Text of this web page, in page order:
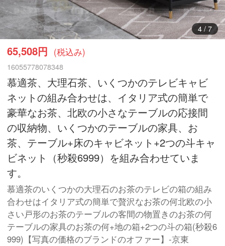
5/ 7
65,508円 (税込み)
16055778078348
慕適茶、大理石茶、いくつかのテレビキャビ
ネットの組み合わせは、イタリア式の簡単で
豪華なお茶、北欧の小さなテーブルの応接間
の収納物、いくつかのテーブルの家具、お
茶、テーブル+床のキャビネット+2つの斗キャ
ビネット（秒殺6999）を組み合わせていま
す。
慕適茶のいくつかの大理石のお茶のテレビの箱の組み
合わせはイタリア式の簡単で贅沢なお茶の何北欧の小
さい戸形のお茶のテーブルの客間の物置きのお茶の何
テーブルの家具のお茶の何+地の箱+2つの斗の箱(秒殺6
999)【写真の価格のブランドのオファー】-京東